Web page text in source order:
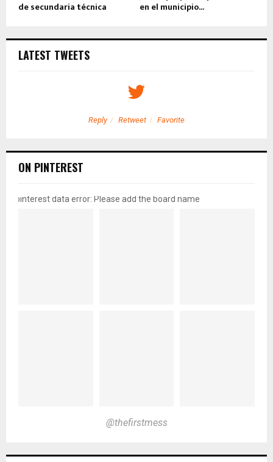
de secundaria técnica en el municipio...
LATEST TWEETS
Reply Retweet Favorite
ON PINTEREST
pinterest data error: Please add the board name
@thefirstmess